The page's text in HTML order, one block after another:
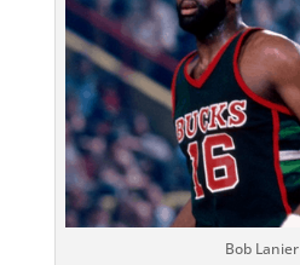
Bob Lanier